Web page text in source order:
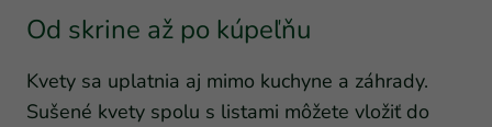
Od skrine až po kúpeľňu
Kvety sa uplatnia aj mimo kuchyne a záhrady.
Sušené kvety spolu s listami môžete vložiť do